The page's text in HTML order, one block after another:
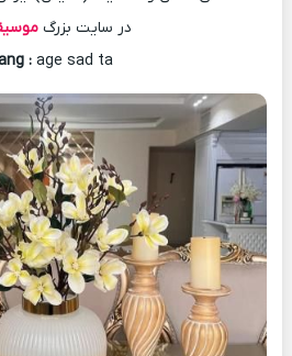
در سایت بزرگ
: age sad ta